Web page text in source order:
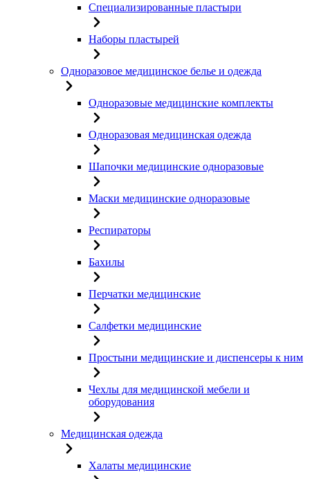
Специализированные пластыри
Наборы пластырей
Одноразовое медицинское белье и одежда
Одноразовые медицинские комплекты
Одноразовая медицинская одежда
Шапочки медицинские одноразовые
Маски медицинские одноразовые
Респираторы
Бахилы
Перчатки медицинские
Салфетки медицинские
Простыни медицинские и диспенсеры к ним
Чехлы для медицинской мебели и
оборудования
Медицинская одежда
Халаты медицинские